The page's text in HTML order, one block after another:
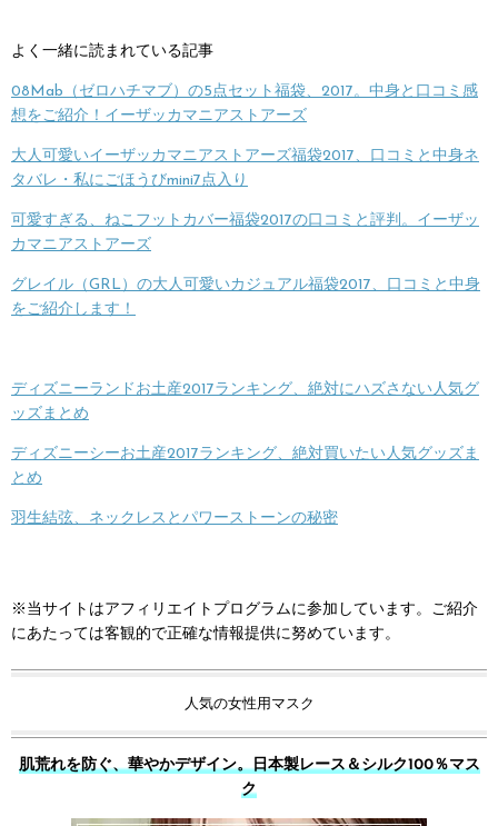
よく一緒に読まれている記事
08Mab（ゼロハチマブ）の5点セット福袋、2017。中身と口コミ感
想をご紹介！イーザッカマニアストアーズ
大人可愛いイーザッカマニアストアーズ福袋2017、口コミと中身ネ
タバレ・私にごほうびmini7点入り
可愛すぎる、ねこフットカバー福袋2017の口コミと評判。イーザッ
カマニアストアーズ
グレイル（GRL）の大人可愛いカジュアル福袋2017、口コミと中身
をご紹介します！
ディズニーランドお土産2017ランキング、絶対にハズさない人気グ
ッズまとめ
ディズニーシーお土産2017ランキング、絶対買いたい人気グッズま
とめ
羽生結弦、ネックレスとパワーストーンの秘密
※当サイトはアフィリエイトプログラムに参加しています。ご紹介
にあたっては客観的で正確な情報提供に努めています。
人気の女性用マスク
肌荒れを防ぐ、華やかデザイン。日本製レース＆シルク100％マス
ク